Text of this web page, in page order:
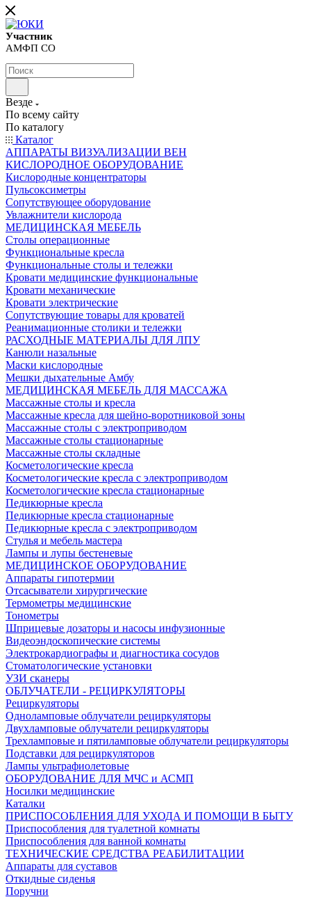
Участник
АМФП СО
Везде
По всему сайту
По каталогу
Каталог
АППАРАТЫ ВИЗУАЛИЗАЦИИ ВЕН
КИСЛОРОДНОЕ ОБОРУДОВАНИЕ
Кислородные концентраторы
Пульсоксиметры
Сопутствующее оборудование
Увлажнители кислорода
МЕДИЦИНСКАЯ МЕБЕЛЬ
Столы операционные
Функциональные кресла
Функциональные столы и тележки
Кровати медицинские функциональные
Кровати механические
Кровати электрические
Сопутствующие товары для кроватей
Реанимационные столики и тележки
РАСХОДНЫЕ МАТЕРИАЛЫ ДЛЯ ЛПУ
Канюли назальные
Маски кислородные
Мешки дыхательные Амбу
МЕДИЦИНСКАЯ МЕБЕЛЬ ДЛЯ МАССАЖА
Массажные столы и кресла
Массажные кресла для шейно-воротниковой зоны
Массажные столы с электроприводом
Массажные столы стационарные
Массажные столы складные
Косметологические кресла
Косметологические кресла с электроприводом
Косметологические кресла стационарные
Педикюрные кресла
Педикюрные кресла стационарные
Педикюрные кресла с электроприводом
Стулья и мебель мастера
Лампы и лупы бестеневые
МЕДИЦИНСКОЕ ОБОРУДОВАНИЕ
Аппараты гипотермии
Отсасыватели хирургические
Термометры медицинские
Тонометры
Шприцевые дозаторы и насосы инфузионные
Видеоэндоскопические системы
Электрокардиографы и диагностика сосудов
Стоматологические установки
УЗИ сканеры
ОБЛУЧАТЕЛИ - РЕЦИРКУЛЯТОРЫ
Рециркуляторы
Одноламповые облучатели рециркуляторы
Двухламповые облучатели рециркуляторы
Трехламповые и пятиламповые облучатели рециркуляторы
Подставки для рециркуляторов
Лампы ультрафиолетовые
ОБОРУДОВАНИЕ ДЛЯ МЧС и АСМП
Носилки медицинские
Каталки
ПРИСПОСОБЛЕНИЯ ДЛЯ УХОДА И ПОМОЩИ В БЫТУ
Приспособления для туалетной комнаты
Приспособления для ванной комнаты
ТЕХНИЧЕСКИЕ СРЕДСТВА РЕАБИЛИТАЦИИ
Аппараты для суставов
Откидные сиденья
Поручни